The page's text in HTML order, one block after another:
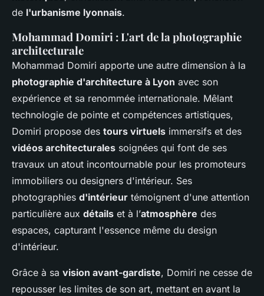
de l'urbanisme lyonnais.
Mohammad Domiri : L'art de la photographie
architecturale
Mohammad Domiri apporte une autre dimension à la
photographie d'architecture à Lyon avec son
expérience et sa renommée internationale. Mêlant
technologie de pointe et compétences artistiques,
Domiri propose des tours virtuels immersifs et des
vidéos architecturales soignées qui font de ses
travaux un atout incontournable pour les promoteurs
immobiliers ou designers d'intérieur. Ses
photographies d'intérieur témoignent d'une attention
particulière aux détails et à l’atmosphère des
espaces, capturant l'essence même du design
d'intérieur.
Grâce à sa vision avant-gardiste, Domiri ne cesse de
repousser les limites de son art, mettant en avant la